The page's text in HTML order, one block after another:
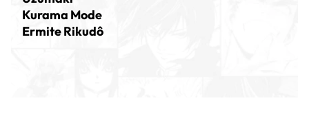
Kurama Mode
Ermite Rikudô